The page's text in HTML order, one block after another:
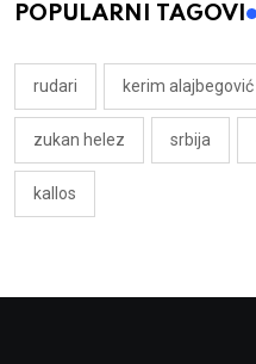
POPULARNI TAGOVI
rudari kerim alajbegović
zukan helez srbija
kallos